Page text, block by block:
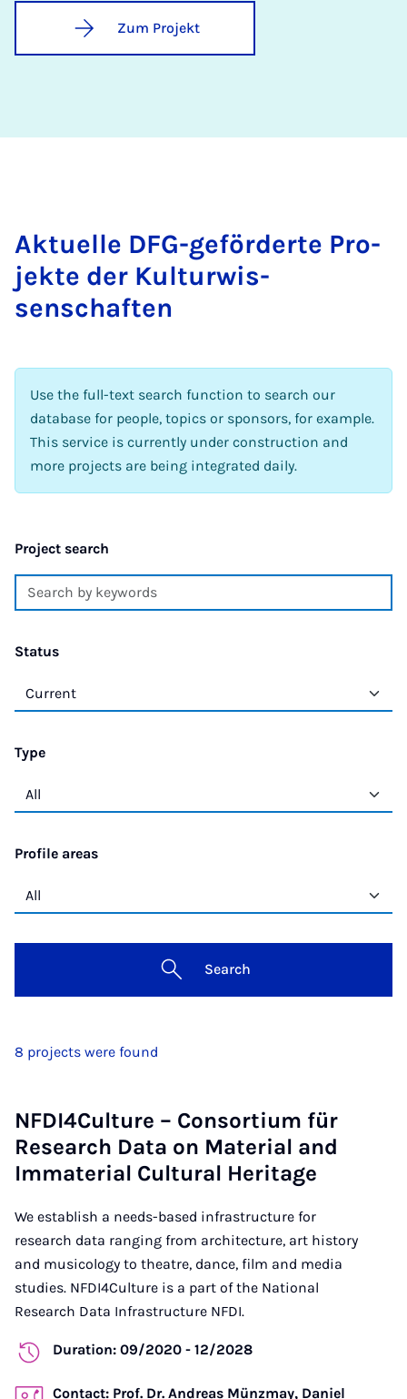
Zum Projekt
Ak­tuelle DFG-ge­förderte Pro­
jekte der Kul­tur­wis­
senschaften
Use the full-text search function to search our
database for people, topics or sponsors, for example.
This service is currently under construction and
more projects are being integrated daily.
Project search
Status
Type
Profile areas
Search
8 projects were found
NFDI4Culture – Consortium für
Research Data on Material and
Immaterial Cultural Heritage
We establish a needs-based infrastructure for
research data ranging from architecture, art history
and musicology to theatre, dance, film and media
studies. NFDI4Culture is a part of the National
Research Data Infrastructure NFDI.
Duration: 09/2020 - 12/2028
Contact: Prof. Dr. Andreas Münzmay, Daniel